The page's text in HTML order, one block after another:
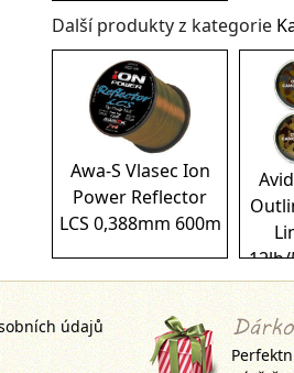
Další produkty z kategorie
Awa-S Vlasec Ion
Power Reflector
LCS 0,388mm 600m
12lb/
údajů